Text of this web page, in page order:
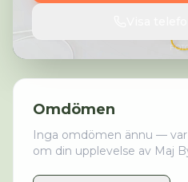
Omdömen
Inga omdömen ännu —
om din upplevelse av Maj